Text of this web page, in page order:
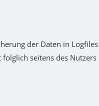
der Daten in Logfiles
seitens des Nutzers